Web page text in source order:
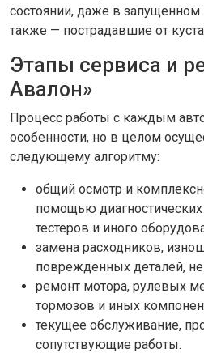
состоянии, даже в
также — пострадавшие от
Этапы сервиса и
Авалон»
Процесс работы с каждым
особенности, но в целом
следующему алгоритму:
общий осмотр и
помощью диагностических
тестеров и иного
замена расходников,
поврежденных деталей,
ремонт мотора, рулевых
тормозов и иных
текущее обслуживание,
сопутствующие работы.